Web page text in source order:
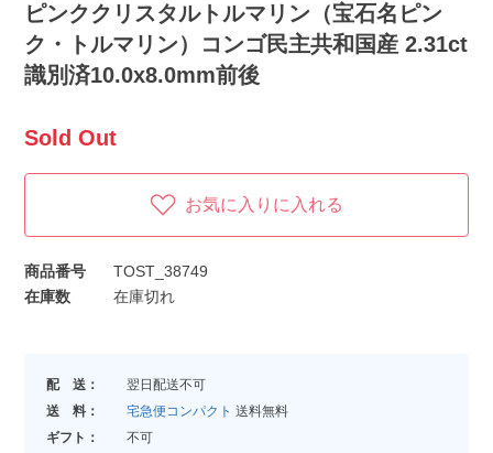
ピンククリスタルトルマリン（宝石名ピン
ク・トルマリン）コンゴ民主共和国産 2.31ct
識別済10.0x8.0mm前後
Sold Out
お気に入りに入れる
商品番号
TOST_38749
在庫数
在庫切れ
配 送：
翌日配送不可
送 料：
宅急便コンパクト 送料無料
ギフト：
不可